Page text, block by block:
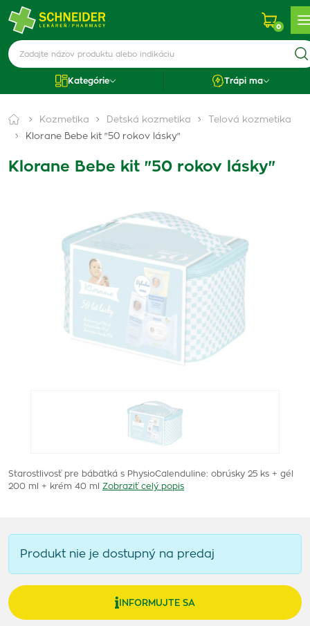
0
Kategórie Trápi ma
Kozmetika Detská kozmetika
Telová kozmetika
Klorane Bebe kit "50 rokov lásky"
Klorane Bebe kit "50 rokov lásky"
Starostlivosť pre bábätká s PhysioCalenduline: obrúsky 25 ks + gél
200 ml + krém 40 ml
Zobraziť celý popis
Produkt nie je dostupný na predaj
INFORMUJTE SA